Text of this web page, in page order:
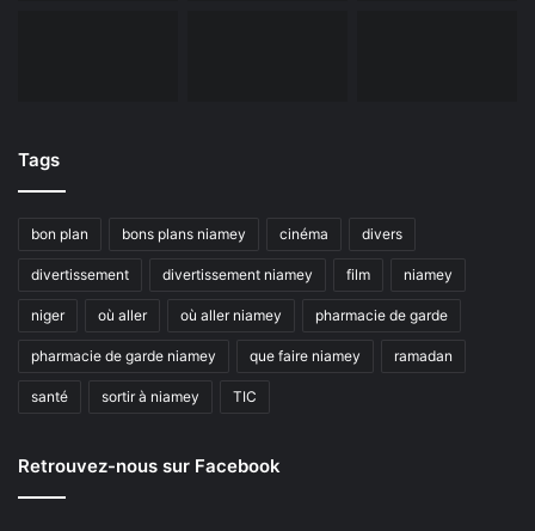
Tags
bon plan bons plans niamey cinéma divers
divertissement divertissement niamey film niamey
niger où aller où aller niamey pharmacie de garde
pharmacie de garde niamey que faire niamey ramadan
santé sortir à niamey TIC
Retrouvez-nous sur Facebook